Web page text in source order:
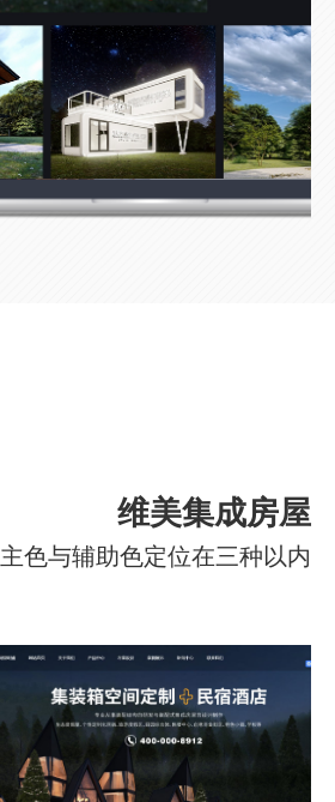
维美集成房屋
主色与辅助色定位在三种以内